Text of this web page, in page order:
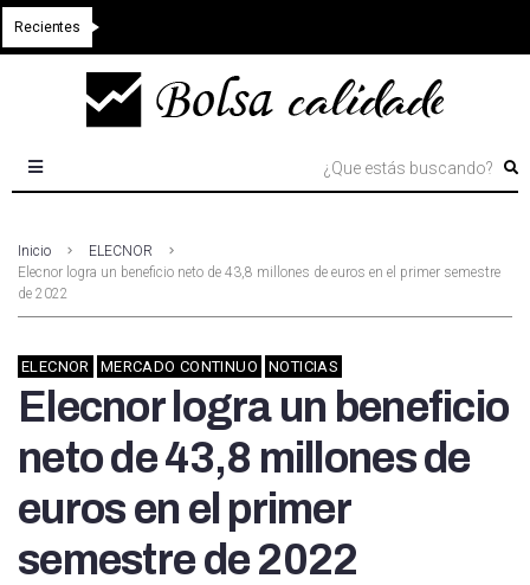
Recientes
Inicio
ELECNOR
Elecnor logra un beneficio neto de 43,8 millones de euros en el primer semestre
de 2022
ELECNOR MERCADO CONTINUO NOTICIAS
Elecnor logra un beneficio
neto de 43,8 millones de
euros en el primer
semestre de 2022